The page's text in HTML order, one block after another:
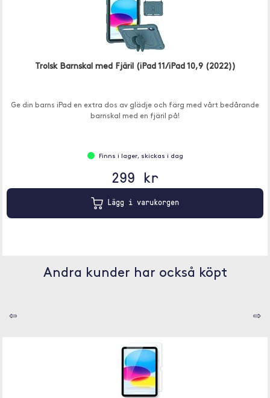
Trolsk Barnskal med Fjäril (iPad 11/iPad 10,9 (2022))
Ge din barns iPad en extra dos av glädje och färg med vårt bedårande
barnskal med en fjäril på!
Finns i lager, skickas i dag
299 kr
Lägg i varukorgen
Andra kunder har också köpt
⇦ ⇨